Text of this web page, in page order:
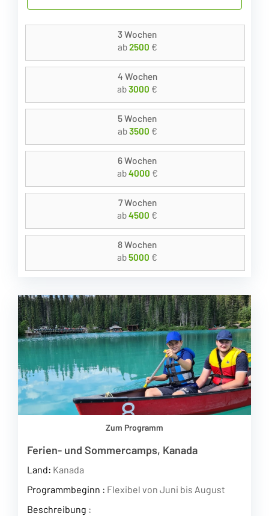
3 Wochen
ab2500 €
4 Wochen
ab3000 €
5 Wochen
ab3500 €
6 Wochen
ab4000 €
7 Wochen
ab4500 €
8 Wochen
ab5000 €
Zum Programm
Ferien- und Sommercamps, Kanada
Land: Kanada
Programmbeginn : Flexibel von Juni bis August
Beschreibung :